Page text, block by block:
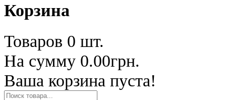
Корзина
Товаров 0 шт.
На сумму 0.00грн.
Ваша корзина пуста!